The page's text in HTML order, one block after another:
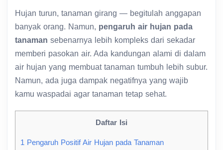
Hujan turun, tanaman girang — begitulah anggapan
banyak orang. Namun, pengaruh air hujan pada
tanaman sebenarnya lebih kompleks dari sekadar
memberi pasokan air. Ada kandungan alami di dalam
air hujan yang membuat tanaman tumbuh lebih subur.
Namun, ada juga dampak negatifnya yang wajib
kamu waspadai agar tanaman tetap sehat.
Daftar Isi
1 Pengaruh Positif Air Hujan pada Tanaman